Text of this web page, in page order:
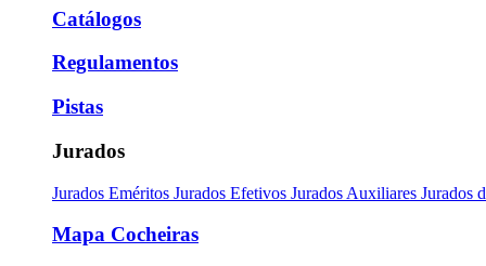
Catálogos
Regulamentos
Pistas
Jurados
Jurados Eméritos Jurados Efetivos Jurados Auxiliares Jurados
Mapa Cocheiras